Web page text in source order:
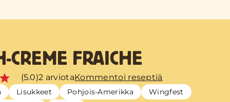
CREME FRAICHE
(5.0)2 arviotaKommentoi reseptiä
Lisukkeet Pohjois-Amerikka
Wingfest